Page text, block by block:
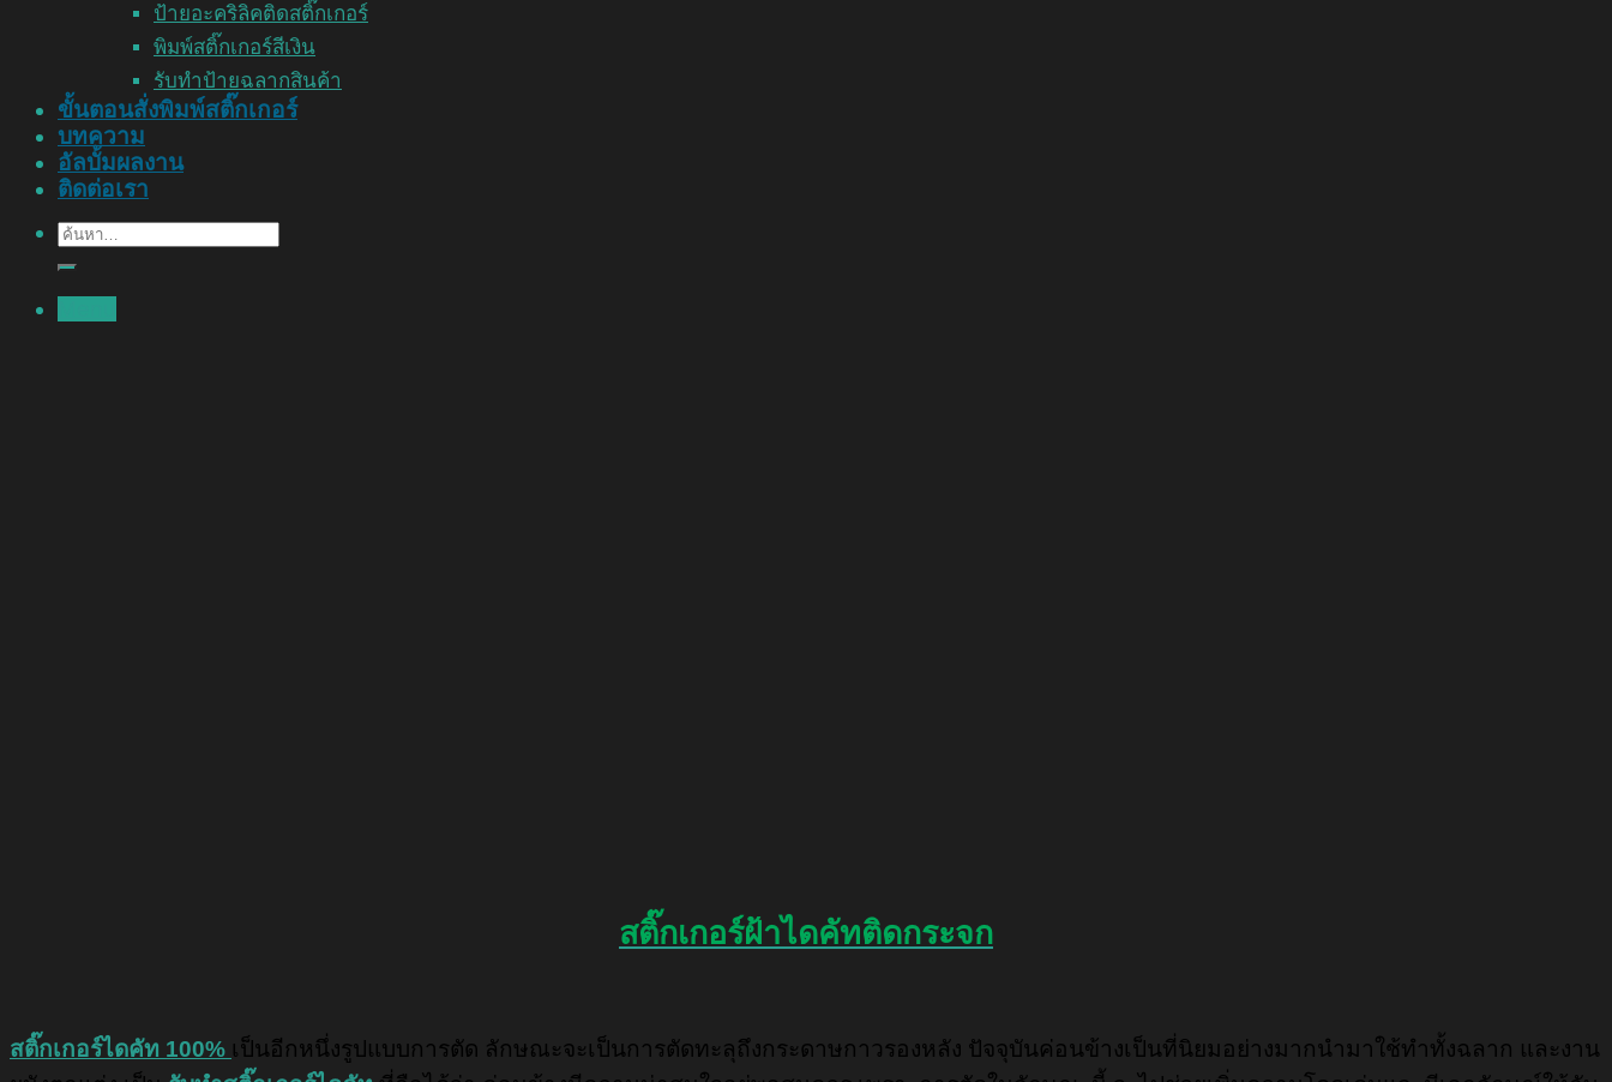
ป้ายอะคริลิคติดสติ๊กเกอร์
พิมพ์สติ๊กเกอร์สีเงิน
รับทำป้ายฉลากสินค้า
ขั้นตอนสั่งพิมพ์สติ๊กเกอร์
บทความ
อัลบั้มผลงาน
ติดต่อเรา
ค้นหา:
สติ๊กเกอร์ฝ้าไดคัทติดกระจก
สติ๊กเกอร์ไดคัท 100% เป็นอีกหนึ่งรูปแบบการตัด ลักษณะจะเป็นการตัดทะลุถึงกระดาษกาวรองหลัง ปัจจุบันค่อนข้างเป็นที่นิยมอย่างมากนำมาใช้ทำทั้งฉลาก และงาน